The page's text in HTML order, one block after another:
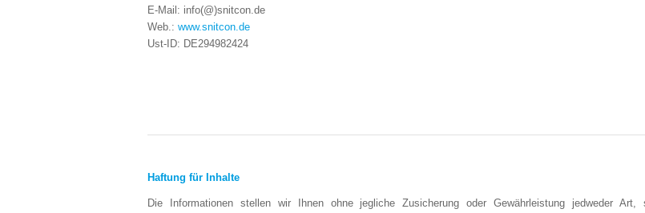
E-Mail: info(@)snitcon.de
Web.:www.snitcon.de
Ust-ID: DE294982424
Haftung für Inhalte
Die Informationen stellen wir Ihnen ohne jegliche Zusicherung oder Gewährleistung jedweder